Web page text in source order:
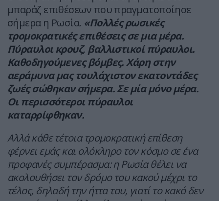
μπαράζ επιθέσεων που πραγματοποίησε
σήμερα η Ρωσία. «Πολλές ρωσικές
τρομοκρατικές επιθέσεις σε μια μέρα.
Πύραυλοι κρουζ, βαλλιστικοί πύραυλοι.
Καθοδηγούμενες βόμβες. Χάρη στην
αεράμυνα μας τουλάχιστον εκατοντάδες
ζωές σώθηκαν σήμερα. Σε μία μόνο μέρα.
Οι περισσότεροι πύραυλοι
καταρρίφθηκαν.
Αλλά κάθε τέτοια τρομοκρατική επίθεση
φέρνει εμάς και ολόκληρο τον κόσμο σε ένα
προφανές συμπέρασμα: η Ρωσία θέλει να
ακολουθήσει τον δρόμο του κακού μέχρι το
τέλος, δηλαδή την ήττα του, γιατί το κακό δεν